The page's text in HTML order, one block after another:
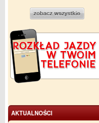
AKTUALNOŚCI